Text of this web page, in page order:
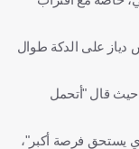
أمام أتلتيكو مدريد (5-2)، جلس دياز على الدكة طوال
حيث قال "أتحمل
يستحق فرصة أكبر"،